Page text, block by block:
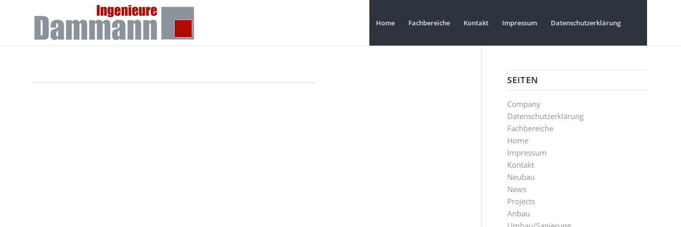
Home Fachbereiche Kontakt Impressum Datenschutzerklärung
SEITEN
Company
Datenschutzerklärung
Fachbereiche
Home
Impressum
Kontakt
Neubau
News
Projects
Anbau